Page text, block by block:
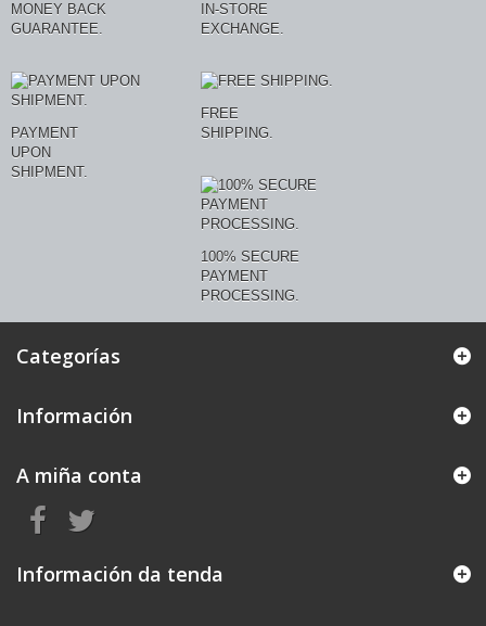
MONEY BACK
GUARANTEE.
IN-STORE
EXCHANGE.
PAYMENT
UPON
SHIPMENT.
FREE
SHIPPING.
100% SECURE
PAYMENT
PROCESSING.
Categorías
Información
A miña conta
Información da tenda